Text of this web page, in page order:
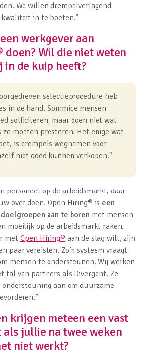
We willen drempelverlagend
in te boeten.”
werkgever aan
doen? Wil die niet weten
in de kuip heeft?
selectieprocedure heb
in de hand. Sommige mensen
solliciteren, maar doen niet wat
ze moeten presteren. Het enige wat
is drempels wegnemen voor
niet goed kunnen verkopen."
personeel op de arbeidsmarkt, daar
over doen. Open Hiring® is een
aan te boren met mensen
moeilijk op de arbeidsmarkt raken.
met Open Hiring® aan de slag wilt, zijn
paar vereisten. Zo’n systeem vraagt
mensen te ondersteunen. Wij werken
tal van partners als Divergent. Ze
ondersteuning aan om duurzame
krijgen meteen een vast
jullie na twee weken
niet werkt?